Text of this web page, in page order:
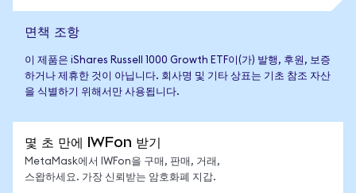
면책 조항
이 제품은 iShares Russell 1000 Growth ETF이(가) 발행, 후원, 보증
하거나 제휴한 것이 아닙니다. 회사명 및 기타 상표는 기초 참조 자산
을 식별하기 위해서만 사용됩니다.
몇 초 만에 IWFon 받기
MetaMask에서 IWFon을 구매, 판매, 거래,
스왑하세요. 가장 신뢰받는 암호화폐 지갑.